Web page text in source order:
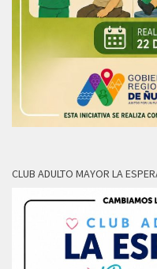
CLUB ADULTO MAYOR LA